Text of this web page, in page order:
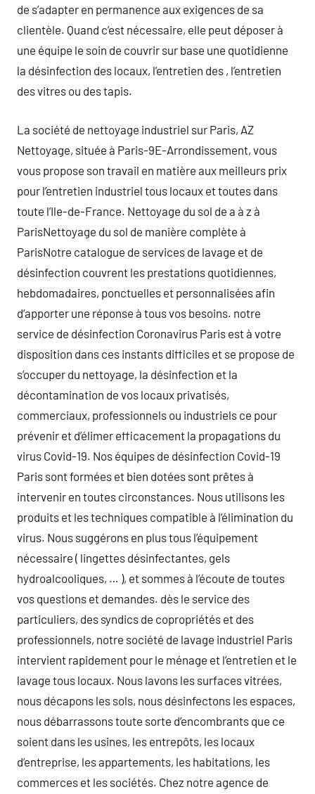
de s’adapter en permanence aux exigences de sa
clientèle. Quand c’est nécessaire, elle peut déposer à
une équipe le soin de couvrir sur base une quotidienne
la désinfection des locaux, l’entretien des , l’entretien
des vitres ou des tapis.
La société de nettoyage industriel sur Paris, AZ
Nettoyage, située à Paris-9E-Arrondissement, vous
vous propose son travail en matière aux meilleurs prix
pour l’entretien industriel tous locaux et toutes dans
toute l’Ile-de-France. Nettoyage du sol de a à z à
ParisNettoyage du sol de manière complète à
ParisNotre catalogue de services de lavage et de
désinfection couvrent les prestations quotidiennes,
hebdomadaires, ponctuelles et personnalisées afin
d’apporter une réponse à tous vos besoins. notre
service de désinfection Coronavirus Paris est à votre
disposition dans ces instants difficiles et se propose de
s’occuper du nettoyage, la désinfection et la
décontamination de vos locaux privatisés,
commerciaux, professionnels ou industriels ce pour
prévenir et d’élimer efficacement la propagations du
virus Covid-19. Nos équipes de désinfection Covid-19
Paris sont formées et bien dotées sont prêtes à
intervenir en toutes circonstances. Nous utilisons les
produits et les techniques compatible à l’élimination du
virus. Nous suggérons en plus tous l’équipement
nécessaire ( lingettes désinfectantes, gels
hydroalcooliques, … ), et sommes à l’écoute de toutes
vos questions et demandes. dès le service des
particuliers, des syndics de copropriétés et des
professionnels, notre société de lavage industriel Paris
intervient rapidement pour le ménage et l’entretien et le
lavage tous locaux. Nous lavons les surfaces vitrées,
nous décapons les sols, nous désinfectons les espaces,
nous débarrassons toute sorte d’encombrants que ce
soient dans les usines, les entrepôts, les locaux
d’entreprise, les appartements, les habitations, les
commerces et les sociétés. Chez notre agence de